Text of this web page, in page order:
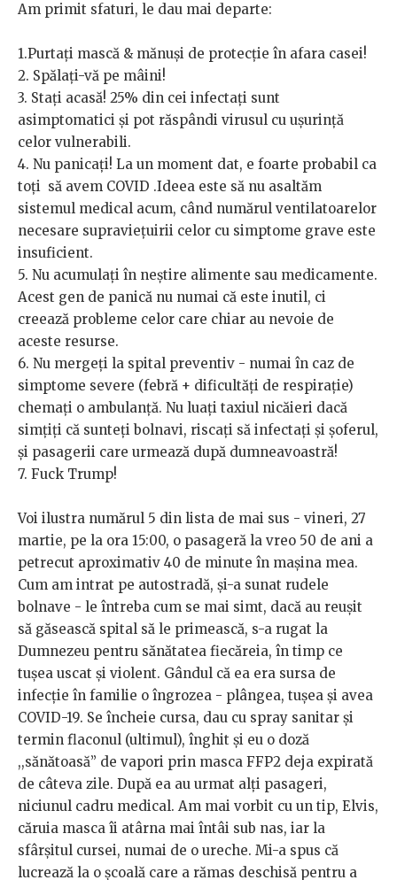
Am primit sfaturi, le dau mai departe:
1.Purtați mască & mănuși de protecție în afara casei!
2. Spălați-vă pe mâini!
3. Stați acasă! 25% din cei infectați sunt
asimptomatici și pot răspândi virusul cu ușurință
celor vulnerabili.
4. Nu panicați! La un moment dat, e foarte probabil ca
toți să avem COVID .Ideea este să nu asaltăm
sistemul medical acum, când numărul ventilatoarelor
necesare supraviețuirii celor cu simptome grave este
insuficient.
5. Nu acumulați în neștire alimente sau medicamente.
Acest gen de panică nu numai că este inutil, ci
creează probleme celor care chiar au nevoie de
aceste resurse.
6. Nu mergeți la spital preventiv - numai în caz de
simptome severe (febră + dificultăți de respirație)
chemați o ambulanță. Nu luați taxiul nicăieri dacă
simțiți că sunteți bolnavi, riscați să infectați și șoferul,
și pasagerii care urmează după dumneavoastră!
7. Fuck Trump!
Voi ilustra numărul 5 din lista de mai sus - vineri, 27
martie, pe la ora 15:00, o pasageră la vreo 50 de ani a
petrecut aproximativ 40 de minute în mașina mea.
Cum am intrat pe autostradă, și-a sunat rudele
bolnave - le întreba cum se mai simt, dacă au reușit
să găsească spital să le primească, s-a rugat la
Dumnezeu pentru sănătatea fiecăreia, în timp ce
tușea uscat și violent. Gândul că ea era sursa de
infecție în familie o îngrozea - plângea, tușea și avea
COVID-19. Se încheie cursa, dau cu spray sanitar și
termin flaconul (ultimul), înghit și eu o doză
,,sănătoasă” de vapori prin masca FFP2 deja expirată
de câteva zile. După ea au urmat alți pasageri,
niciunul cadru medical. Am mai vorbit cu un tip, Elvis,
căruia masca îi atârna mai întâi sub nas, iar la
sfârșitul cursei, numai de o ureche. Mi-a spus că
lucrează la o școală care a rămas deschisă pentru a